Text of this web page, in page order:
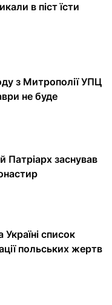
в піст їсти
з Митрополії УПЦ
не буде
Патріарх заснував
список
польських жертв